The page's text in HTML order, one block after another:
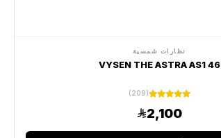
نظارات شمسية
VYSEN THE ASTRA AS1 46
(209)
2,100